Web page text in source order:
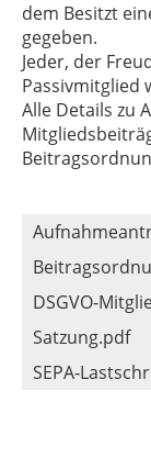
dem Besitzt
gegeben.
Jeder, der
Passivmitglied
Alle Details zu
DSGVO-
Satzung.pdf